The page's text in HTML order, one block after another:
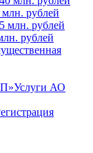
рублей
рублей
Услуги АО